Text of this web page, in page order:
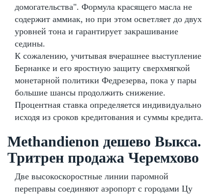
домогательства". Формула красящего масла не
содержит аммиак, но при этом осветляет до двух
уровней тона и гарантирует закрашивание
седины.
К сожалению, учитывая вчерашнее выступление
Бернанке и его яростную защиту сверхмягкой
монетарной политики Федрезерва, пока у пары
большие шансы продолжить снижение.
Процентная ставка определяется индивидуально
исходя из сроков кредитования и суммы кредита.
Methandienon дешево Выкса.
Тритрен продажа Черемхово
Две высокоскоростные линии паромной
переправы соединяют аэропорт с городами Цу